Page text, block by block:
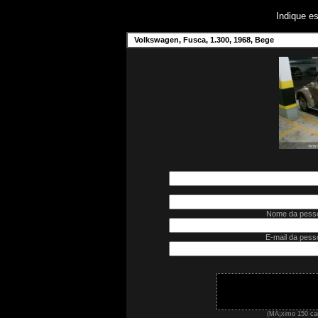
Indique
Volkswagen, Fusca, 1.300, 1968, Bege
Nome da
E-mail da
(MÃ¡ximo 150